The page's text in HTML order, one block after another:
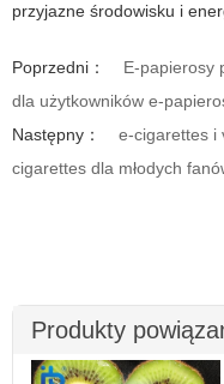
przyjazne środowisku i
Poprzedni：
E-papierosy
dla użytkowników e-
Następny：
e-cigarettes i
cigarettes dla młodych
Produkty